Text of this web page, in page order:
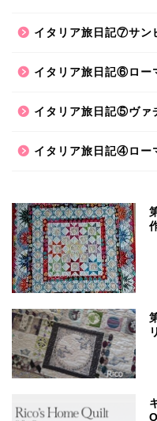
イタリア旅日記⑦サン
イタリア旅日記⑥ロー
イタリア旅日記⑤ヴァ
イタリア旅日記④ロー